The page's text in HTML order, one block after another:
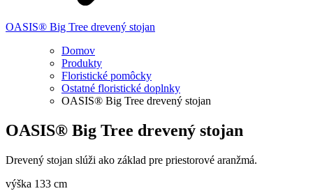
OASIS® Big Tree drevený stojan
Domov
Produkty
Floristické pomôcky
Ostatné floristické doplnky
OASIS® Big Tree drevený stojan
OASIS® Big Tree drevený stojan
Drevený stojan slúži ako základ pre priestorové aranžmá.
výška 133 cm